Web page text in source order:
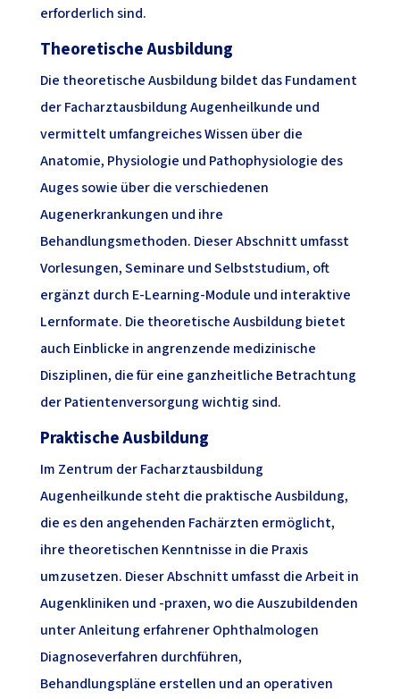
erforderlich sind.
Theoretische Ausbildung
Die theoretische Ausbildung bildet das Fundament
der Facharztausbildung Augenheilkunde und
vermittelt umfangreiches Wissen über die
Anatomie, Physiologie und Pathophysiologie des
Auges sowie über die verschiedenen
Augenerkrankungen und ihre
Behandlungsmethoden. Dieser Abschnitt umfasst
Vorlesungen, Seminare und Selbststudium, oft
ergänzt durch E-Learning-Module und interaktive
Lernformate. Die theoretische Ausbildung bietet
auch Einblicke in angrenzende medizinische
Disziplinen, die für eine ganzheitliche Betrachtung
der Patientenversorgung wichtig sind.
Praktische Ausbildung
Im Zentrum der Facharztausbildung
Augenheilkunde steht die praktische Ausbildung,
die es den angehenden Fachärzten ermöglicht,
ihre theoretischen Kenntnisse in die Praxis
umzusetzen. Dieser Abschnitt umfasst die Arbeit in
Augenkliniken und -praxen, wo die Auszubildenden
unter Anleitung erfahrener Ophthalmologen
Diagnoseverfahren durchführen,
Behandlungspläne erstellen und an operativen